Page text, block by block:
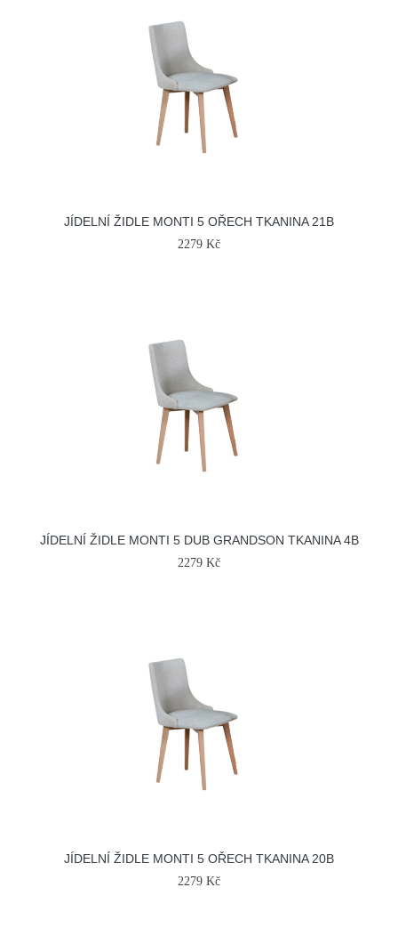
JÍDELNÍ ŽIDLE MONTI 5 OŘECH TKANINA 21B
2279 Kč
JÍDELNÍ ŽIDLE MONTI 5 DUB GRANDSON TKANINA 4B
2279 Kč
JÍDELNÍ ŽIDLE MONTI 5 OŘECH TKANINA 20B
2279 Kč